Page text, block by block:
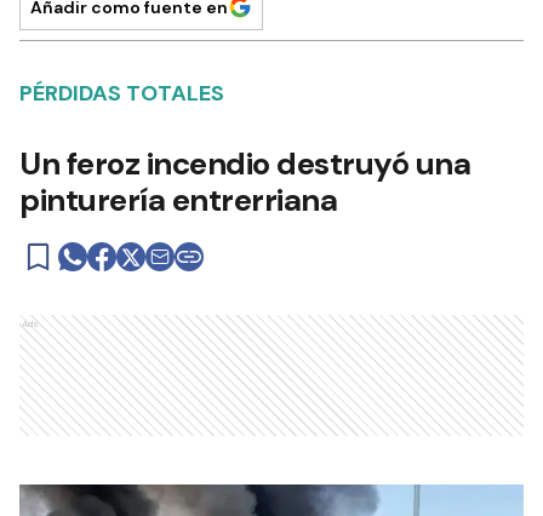
Añadir como fuente en
PÉRDIDAS TOTALES
Un feroz incendio destruyó una
pinturería entrerriana
Ads